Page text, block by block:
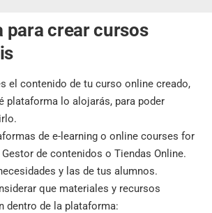
para crear cursos
el contenido de tu curso online creado,
plataforma lo alojarás, para poder
de e-learning o online courses for
de contenidos o Tiendas Online.
y las de tus alumnos.
que materiales y recursos
dentro de la plataforma: